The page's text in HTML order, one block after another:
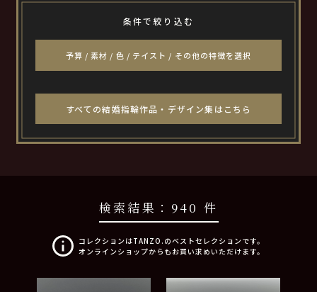
条件で絞り込む
予算 / 素材 / 色 / テイスト / その他の特徴を選択
すべての結婚指輪作品・デザイン集はこちら
検索結果： 940 件
コレクションはTANZO.のベストセレクションです。
オンラインショップからもお買い求めいただけます。